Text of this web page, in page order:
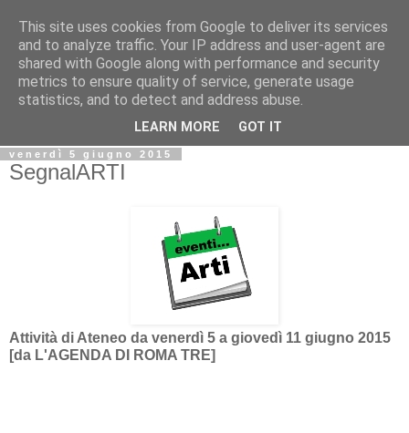
Biblio@rti in
Il Blog della Biblioteca di Area delle arti per condividere
informazioni iniziative incontri
venerdì 5 giugno 2015
SegnalARTI
Attività di Ateneo da venerdì 5 a giovedì 11 giugno 2015
[da L'AGENDA DI ROMA TRE]
This site uses cookies from Google to deliver its services
and to analyze traffic. Your IP address and user-agent are
shared with Google along with performance and security
metrics to ensure quality of service, generate usage
statistics, and to detect and address abuse.
LEARN MORE GOT IT